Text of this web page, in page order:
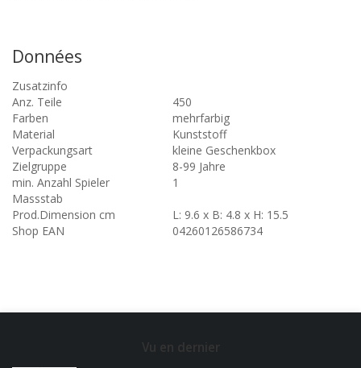
Données
Zusatzinfo
Anz. Teile
450
Farben
mehrfarbig
Material
Kunststoff
Verpackungsart
kleine Geschenkbox
Zielgruppe
8-99 Jahre
min. Anzahl Spieler
1
Massstab
Prod.Dimension cm
L: 9.6 x B: 4.8 x H: 15.5
Shop EAN
04260126586734